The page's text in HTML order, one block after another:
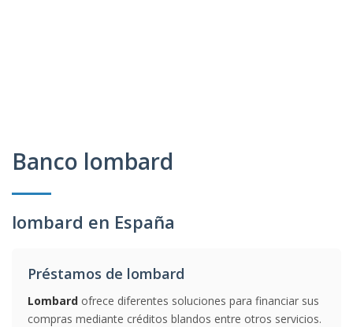
Banco lombard
lombard en España
Préstamos de lombard
Lombard ofrece diferentes soluciones para financiar sus
compras mediante créditos blandos entre otros servicios.